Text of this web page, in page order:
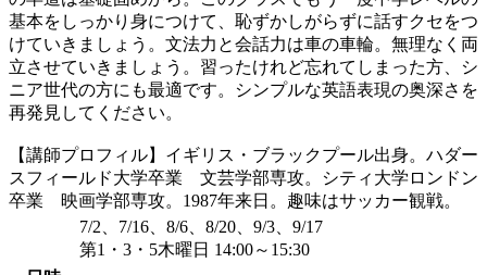
基本をしっかり身につけて、恥ずかしがらずに話すクセをつ
けていきましょう。文法力と会話力は車の車輪。無理なく両
立させていきましょう。習ったけれど忘れてしまった方、シ
ニア世代の方にも最適です。シンプルな英語表現の奥深さを
再発見してください。
【講師プロフィル】イギリス・ブラックプール出身。ハダー
スフィールド大学卒業 文芸学部専攻。シティ大学ロンドン
卒業 映画学部専攻。1987年来日。趣味はサッカー観戦。
7/2、7/16、8/6、8/20、9/3、9/17
第1・3・5木曜日 14:00～15:30